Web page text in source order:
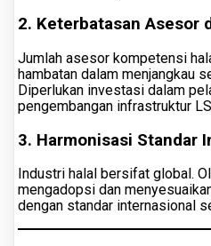
2. Keterbatasan Asesor
Jumlah asesor kompetensi
hambatan dalam menjangkau
Diperlukan investasi dalam
pengembangan infrastruktur
3. Harmonisasi Standar
Industri halal bersifat global.
mengadopsi dan
dengan standar internasional